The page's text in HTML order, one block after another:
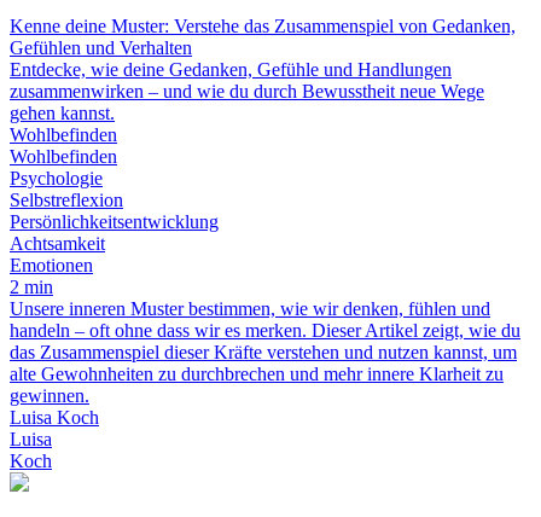
Kenne deine Muster: Verstehe das Zusammenspiel von Gedanken,
Gefühlen und Verhalten
Entdecke, wie deine Gedanken, Gefühle und Handlungen
zusammenwirken – und wie du durch Bewusstheit neue Wege
gehen kannst.
Wohlbefinden
Wohlbefinden
Psychologie
Selbstreflexion
Persönlichkeitsentwicklung
Achtsamkeit
Emotionen
2 min
Unsere inneren Muster bestimmen, wie wir denken, fühlen und
handeln – oft ohne dass wir es merken. Dieser Artikel zeigt, wie du
das Zusammenspiel dieser Kräfte verstehen und nutzen kannst, um
alte Gewohnheiten zu durchbrechen und mehr innere Klarheit zu
gewinnen.
Luisa Koch
Luisa
Koch